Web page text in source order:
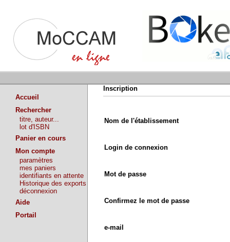
Accueil
Rechercher
titre, auteur...
lot d'ISBN
Panier en cours
Mon compte
paramètres
mes paniers
identifiants en attente
Historique des exports
déconnexion
Aide
Portail
Inscription
Nom de l'établissement
Login de connexion
Mot de passe
Confirmez le mot de passe
e-mail